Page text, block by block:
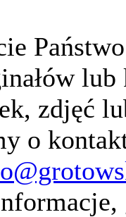
zdjęć
o